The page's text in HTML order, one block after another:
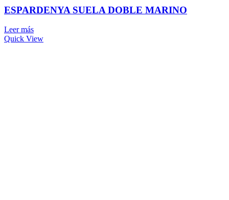
ESPARDENYA SUELA DOBLE MARINO
Leer más
Quick View